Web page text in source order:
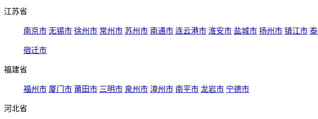
江苏省
南京市 无锡市 徐州市 常州市 苏州市 南通市 连云港市 淮安市 盐城市 扬州市 镇江市
宿迁市
福建省
福州市 厦门市 莆田市 三明市 泉州市 漳州市 南平市 龙岩市 宁德市
河北省